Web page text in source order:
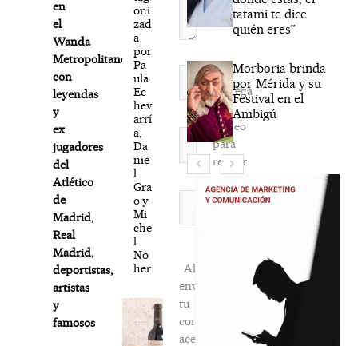
en
el
Wanda
Metropolitano
con
leyendas
y
ex
jugadores
del
Atlético
de
Madrid,
Real
Madrid,
deportistas,
artistas
y
famosos
oni
zad
a
por
Pa
ula
Ec
hev
arrí
a,
Da
nie
l
Gra
o y
Mi
che
l
No
her
Nombre*
Correo
electrónico*
Agréga
mi
correo
para
recibir
la
newsletter
Al
enviar
tu
comentario,
aceptas
tatami te dice
quién eres”
Morboria brinda
por Mérida y su
Festival en el
Ambigú